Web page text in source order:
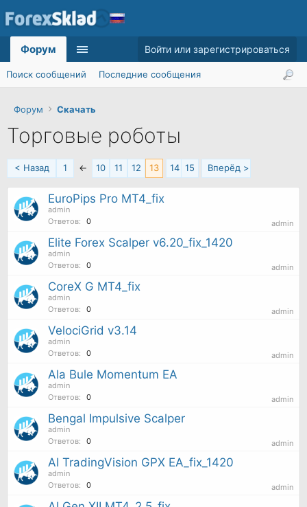
Форум Скачать
Торговые роботы
< Назад 1 ← 10 11 12 13 14 15 Вперёд >
EuroPips Pro MT4_fix
admin
Ответов:
0 admin
Elite Forex Scalper v6.20_fix_1420
admin
Ответов:
0 admin
CoreX G MT4_fix
admin
Ответов:
0 admin
VelociGrid v3.14
admin
Ответов:
0 admin
Ala Bule Momentum EA
admin
Ответов:
0 admin
Bengal Impulsive Scalper
admin
Ответов:
0 admin
AI TradingVision GPX EA_fix_1420
admin
Ответов:
0 admin
Форум
Поиск сообщений Последние сообщения
Войти или зарегистрироваться